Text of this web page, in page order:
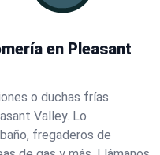
en Pleasant
o duchas frías
Valley. Lo
fregaderos de